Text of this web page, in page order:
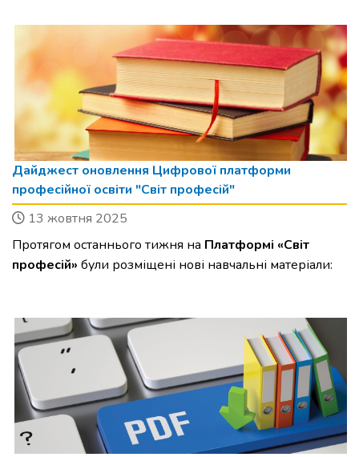
Дайджест оновлення Цифрової платформи
професійної освіти "Світ професій"
13 жовтня 2025
Протягом останнього тижня на Платформі «Світ
професій» були розміщені нові навчальні матеріали: